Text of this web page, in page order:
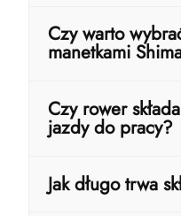
Tak, zwłaszcza
lub 28". Większe
jazdy i stabilność.
Czy warto
manetkami
Zdecydowanie
zapewniają
trwałość i
Czy rower
jazdy do pracy?
Tak – to jedno z
składaków. Można
Jak długo trwa